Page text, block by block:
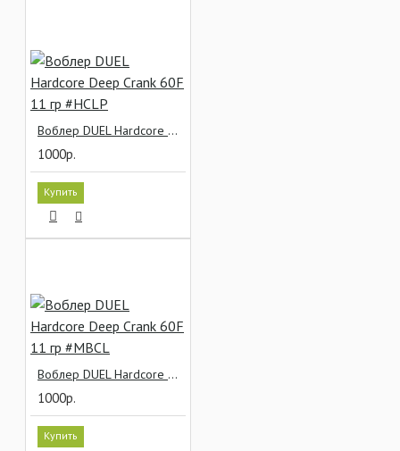
Воблер DUEL Hardcore Deep Crank 60F 11 гр #HCLP
1000р.
Купить
Воблер DUEL Hardcore Deep Crank 60F 11 гр #MBCL
1000р.
Купить